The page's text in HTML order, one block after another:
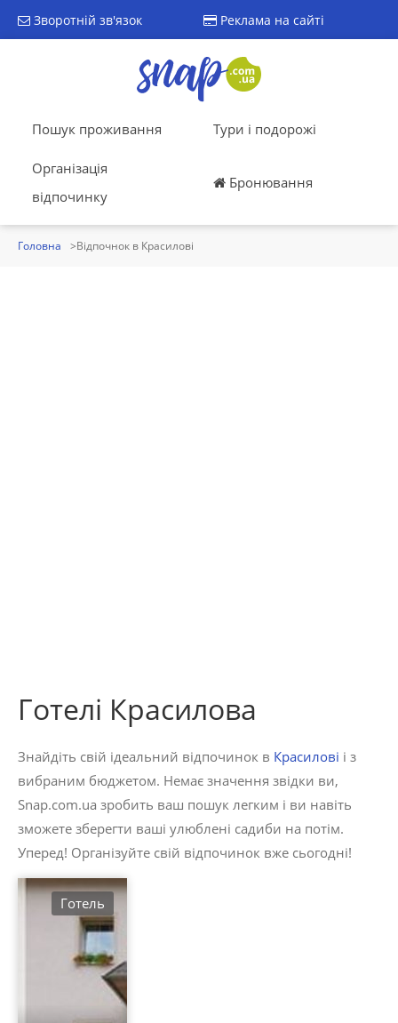
Зворотній зв'язок Реклама на сайті
Пошук проживання Тури і подорожі
Організація
відпочинку
Бронювання
Головна Відпочнок в Красилові
Готелі Красилова
Знайдіть свій ідеальний відпочинок в Красилові і з
вибраним бюджетом. Немає значення звідки ви,
Snap.com.ua зробить ваш пошук легким і ви навіть
зможете зберегти ваші улюблені садиби на потім.
Уперед! Організуйте свій відпочинок вже сьогодні!
Готель